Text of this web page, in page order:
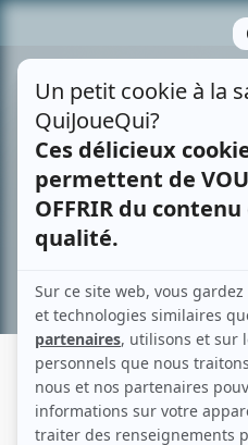
contenu
CAMÉRA CAFÉ